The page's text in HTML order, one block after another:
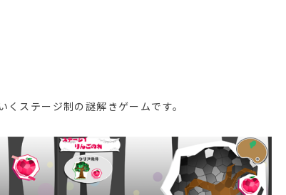
ステージ制の謎解きゲームです。